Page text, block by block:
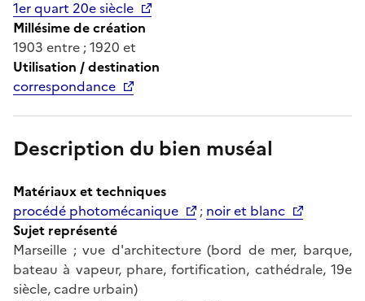
1er quart 20e siècle
Millésime de création
1903 entre ; 1920 et
Utilisation / destination
correspondance
Description du bien muséal
Matériaux et techniques
procédé photomécanique
; noir et blanc
Sujet représenté
Marseille ; vue d'architecture (bord de mer, barque,
bateau à vapeur, phare, fortification, cathédrale, 19e
siècle, cadre urbain)